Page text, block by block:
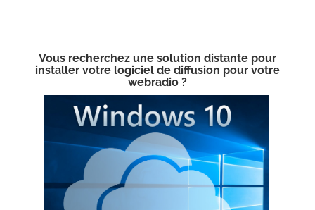
Vous recherchez une solution distante pour
installer votre logiciel de diffusion pour votre
webradio ?